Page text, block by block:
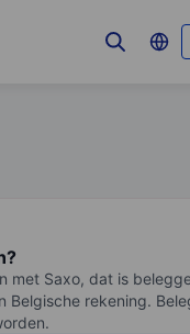
met Saxo, dat is
Belgische rekening.